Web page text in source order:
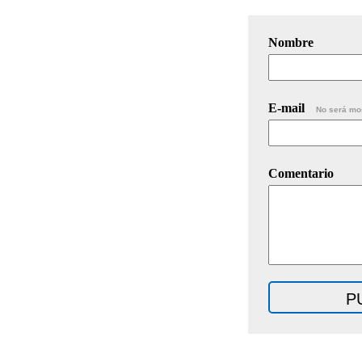
Nombre
E-mail No será
Comentario